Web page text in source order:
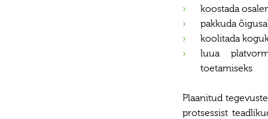
koostada
pakkuda
koolitada
luua
toetamiseks
Plaanitud
protsessist